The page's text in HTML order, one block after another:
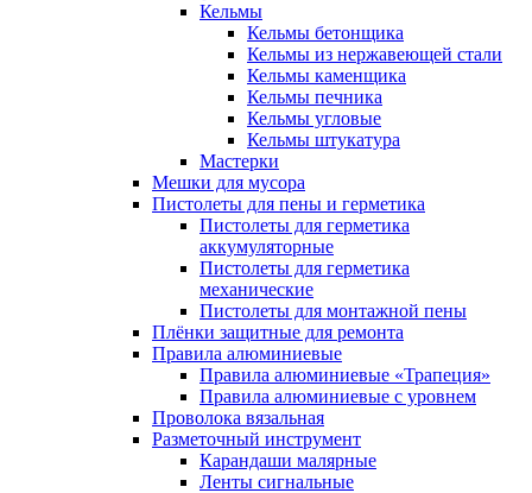
Кельмы
Кельмы бетонщика
Кельмы из нержавеющей стали
Кельмы каменщика
Кельмы печника
Кельмы угловые
Кельмы штукатура
Мастерки
Мешки для мусора
Пистолеты для пены и герметика
Пистолеты для герметика
аккумуляторные
Пистолеты для герметика
механические
Пистолеты для монтажной пены
Плёнки защитные для ремонта
Правила алюминиевые
Правила алюминиевые «Трапеция»
Правила алюминиевые с уровнем
Проволока вязальная
Разметочный инструмент
Карандаши малярные
Ленты сигнальные